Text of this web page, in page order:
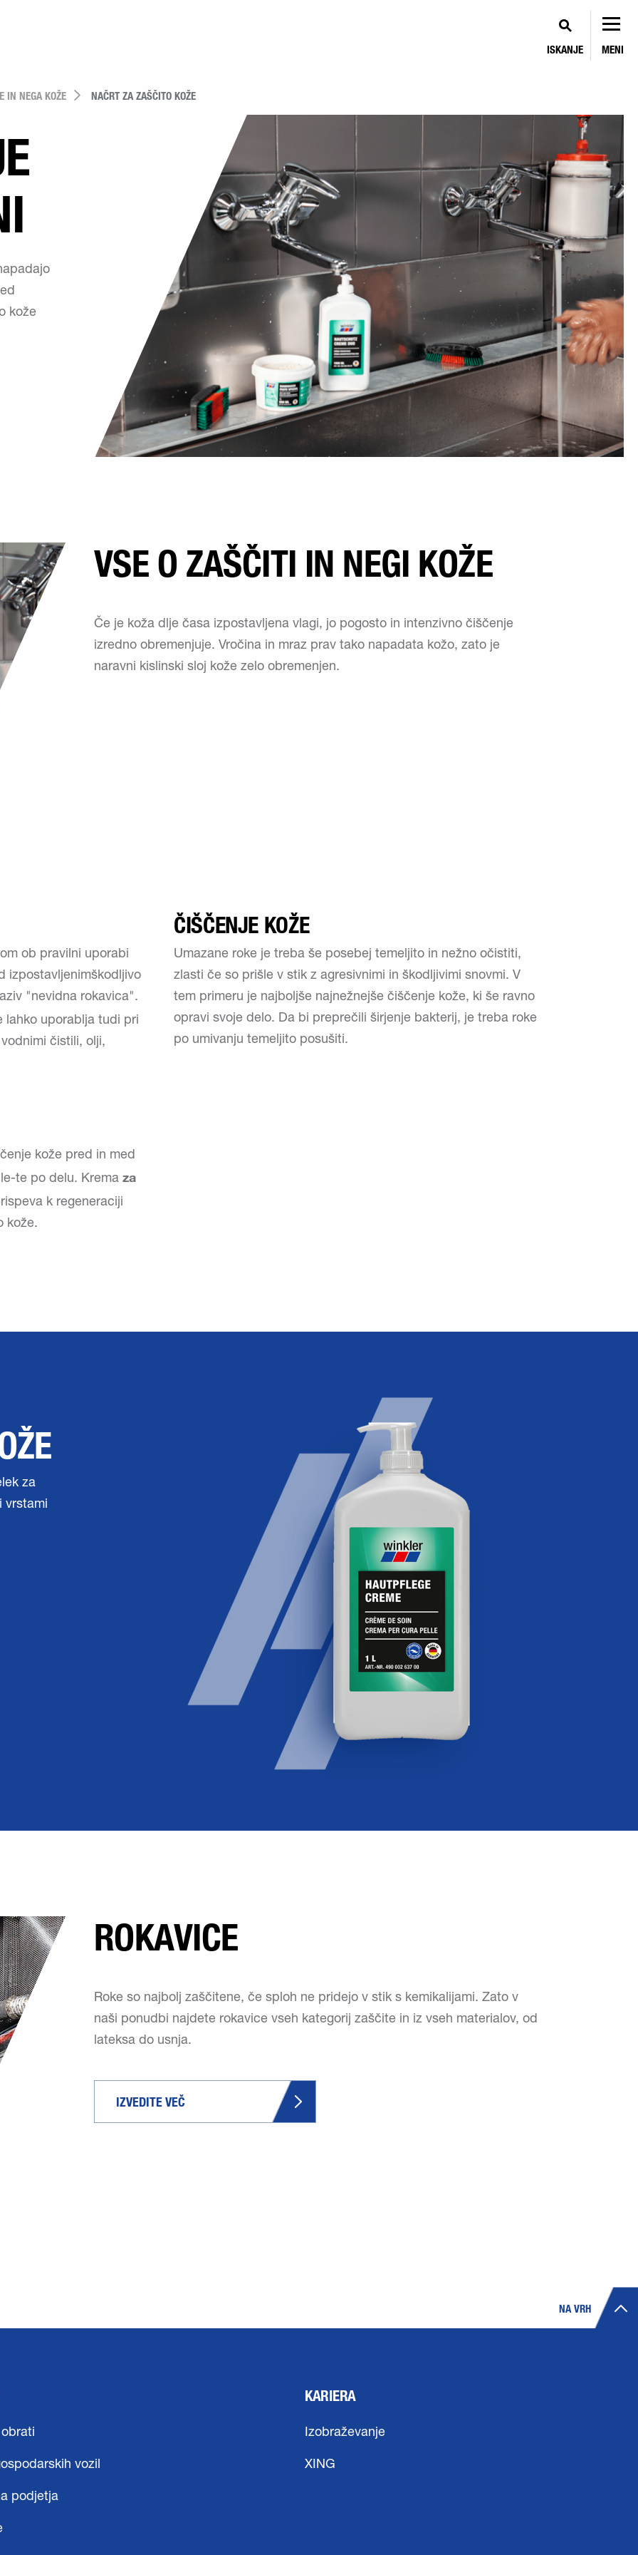
ISKANJE MENI
IN NEGA KOŽE NAČRT ZA ZAŠČITO KOŽE
kože
VSE O ZAŠČITI IN NEGI KOŽE
Če je koža dlje časa izpostavljena vlagi, jo pogosto in intenzivno čiščenje
izredno obremenjuje. Vročina in mraz prav tako napadata kožo, zato je
naravni kislinski sloj kože zelo obremenjen.
ob pravilni uporabi
izpostavljenimškodljivo
"nevidna rokavica".
lahko uporablja tudi pri
čistili, olji,
kože pred in med
te po delu. Krema za
k regeneraciji
kože.
ČIŠČENJE KOŽE
Umazane roke je treba še posebej temeljito in nežno očistiti,
zlasti če so prišle v stik z agresivnimi in škodljivimi snovmi. V
tem primeru je najboljše najnežnejše čiščenje kože, ki še ravno
opravi svoje delo. Da bi preprečili širjenje bakterij, je treba roke
po umivanju temeljito posušiti.
za
vrstami
ROKAVICE
Roke so najbolj zaščitene, če sploh ne pridejo v stik s kemikalijami. Zato v
naši ponudbi najdete rokavice vseh kategorij zaščite in iz vseh materialov, od
lateksa do usnja.
IZVEDITE VEČ
NA VRH
vozil
podjetja
KARIERA
Izobraževanje
XING